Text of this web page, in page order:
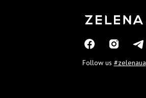
Follow us #zelenaua